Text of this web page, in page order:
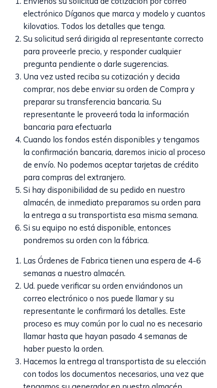
electrónico Díganos que marca y modelo y cuantos
kilovatios. Todos los detalles que tenga.
Su solicitud será dirigida al representante correcto
para proveerle precio, y responder cualquier
pregunta pendiente o darle sugerencias.
Una vez usted reciba su cotización y decida
comprar, nos debe enviar su orden de Compra y
preparar su transferencia bancaria. Su
representante le proveerá toda la información
bancaria para efectuarla
Cuando los fondos estén disponibles y tengamos
la confirmación bancaria, daremos inicio al proceso
de envío. No podemos aceptar tarjetas de crédito
para compras del extranjero.
Si hay disponibilidad de su pedido en nuestro
almacén, de inmediato preparamos su orden para
la entrega a su transportista esa misma semana.
Si su equipo no está disponible, entonces
pondremos su orden con la fábrica.
Las Órdenes de Fabrica tienen una espera de 4-6
semanas a nuestro almacén.
Ud. puede verificar su orden enviándonos un
correo electrónico o nos puede llamar y su
representante le confirmará los detalles. Este
proceso es muy común por lo cual no es necesario
llamar hasta que hayan pasado 4 semanas de
haber puesto la orden.
Hacemos la entrega al transportista de su elección
con todos los documentos necesarios, una vez que